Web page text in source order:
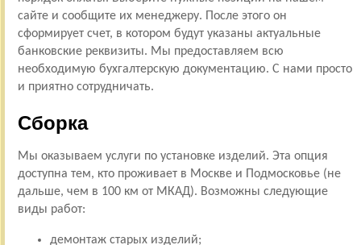
сайте и сообщите их менеджеру. После этого он
сформирует счет, в котором будут указаны актуальные
банковские реквизиты. Мы предоставляем всю
необходимую бухгалтерскую документацию. С нами просто
и приятно сотрудничать.
Сборка
Мы оказываем услуги по установке изделий. Эта опция
доступна тем, кто проживает в Москве и Подмосковье (не
дальше, чем в 100 км от МКАД). Возможны следующие
виды работ:
демонтаж старых изделий;